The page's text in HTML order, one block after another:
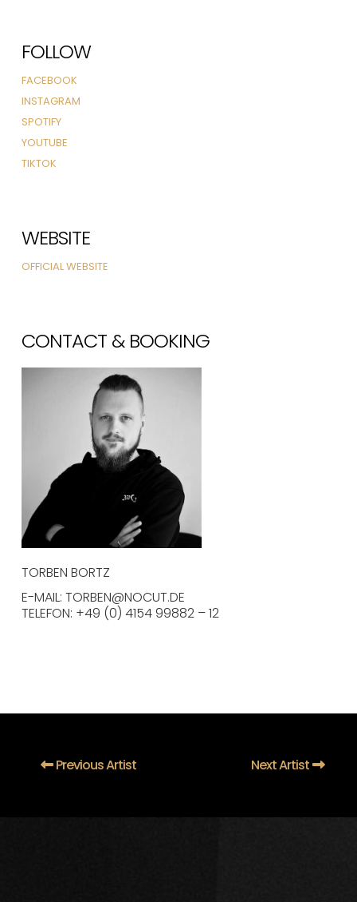
FOLLOW
FACEBOOK
INSTAGRAM
SPOTIFY
YOUTUBE
TIKTOK
WEBSITE
OFFICIAL WEBSITE
CONTACT & BOOKING
TORBEN BORTZ
E-MAIL: TORBEN@NOCUT.DE
TELEFON: +49 (0) 4154 99882 – 12
Previous Artist Next Artist